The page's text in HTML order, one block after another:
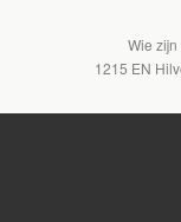
Wie zijn
1215 EN